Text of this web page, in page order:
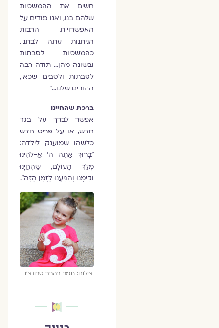
חשים את ההמשכיות
שלהם בנו, ואנו מודים על
האפשרויות הרבות
הניתנות עתה לבתנו,
כהמשכיות לסבתות
ובשונה מהן… תודה רבה
לסבתות ולסבים שכאן,
ההורים שלנו…"
ברכת שהחיינו
אפשר לברך על בגד
חדש, או על פריט חדש
כלשהו שמוענק לילדה:
"בָּרוּךְ אַתָּה ה' אֱ-לֹהֵינוּ
מֶלֶךְ הָעוֹלָם, שֶׁהֶחֱיָנוּ
וקִיּמָנוּ וְהִגִּיעָנוּ לַזְּמַן הַזֶּה".
צילום: תמר בהרב טרונצ'ו